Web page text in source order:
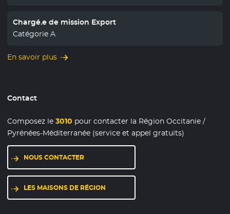
Chargé.e de mission Export
Catégorie A
En savoir plus
Contact
Composez le3010 pour contacter la Région Occitanie /
Pyrénées-Méditerranée (service et appel gratuits)
NOUS CONTACTER
LES MAISONS DE RÉGION